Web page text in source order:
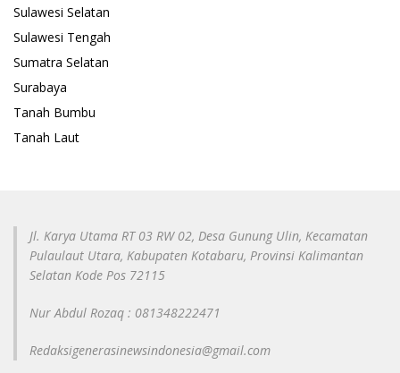
Sulawesi Selatan
Sulawesi Tengah
Sumatra Selatan
Surabaya
Tanah Bumbu
Tanah Laut
Jl. Karya Utama RT 03 RW 02, Desa Gunung Ulin, Kecamatan
Pulaulaut Utara, Kabupaten Kotabaru, Provinsi Kalimantan
Selatan Kode Pos 72115
Nur Abdul Rozaq : 081348222471
Redaksigenerasinewsindonesia@gmail.com